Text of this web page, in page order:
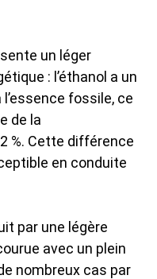
un léger
: l’éthanol a un
fossile, ce
de la
%. Cette différence
en conduite
par une légère
avec un plein
nombreux cas par